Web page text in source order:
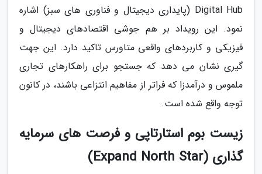
Digital Hub (پایداری دیجیتال و فناوری های سبز) اشاره
نمود. این رویداد بر هم جوشی اقتصادهای دیجیتال و
فیزیکی و کاربردهای واقعی متاورس تاکید دارد. این جهت
گیری نشان می دهد که جستجو برای راهکارهای تجاری
ملموس و درآمدزا که فراتر از مفاهیم انتزاعی باشند، در کانون
توجه واقع شده است.
زیست بوم استارتاپی و فرصت های سرمایه
گذاری (Expand North Star)